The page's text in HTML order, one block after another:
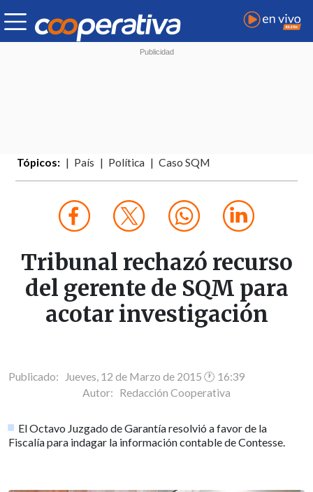
Tópicos: País Política Caso SQM
Tribunal rechazó recurso
del gerente de SQM para
acotar investigación
Publicado: Jueves, 12 de Marzo de 2015 🕐 16:39
Autor: Redacción Cooperativa
El Octavo Juzgado de Garantía resolvió a favor de la
Fiscalía para indagar la información contable de Contesse.